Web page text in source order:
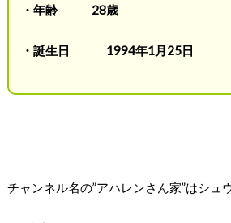
・年齢 28歳
・誕生日 1994年1月25日
チャンネル名の”アハレンさん家”はシュ